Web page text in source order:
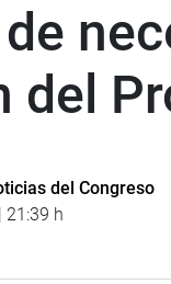
del
del Congreso
21:39 h